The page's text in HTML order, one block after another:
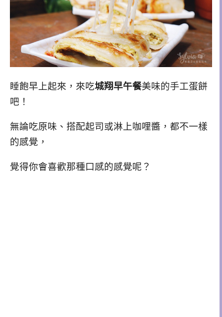
睡飽早上起來，來吃城翔早午餐美味的手工蛋餅
吧！
無論吃原味、搭配起司或淋上咖哩醬，都不一樣
的感覺，
覺得你會喜歡那種口感的感覺呢？